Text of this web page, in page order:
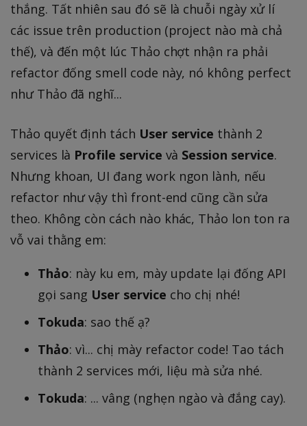
thắng. Tất nhiên sau đó sẽ là chuỗi ngày xử lí
các issue trên production (project nào mà chả
thế), và đến một lúc Thảo chợt nhận ra phải
refactor đống smell code này, nó không perfect
như Thảo đã nghĩ...
Thảo quyết định tách User service thành 2
services là Profile service và Session service.
Nhưng khoan, UI đang work ngon lành, nếu
refactor như vậy thì front-end cũng cần sửa
theo. Không còn cách nào khác, Thảo lon ton ra
vỗ vai thằng em:
Thảo: này ku em, mày update lại đống API
gọi sang User service cho chị nhé!
Tokuda: sao thế ạ?
Thảo: vì... chị mày refactor code! Tao tách
thành 2 services mới, liệu mà sửa nhé.
Tokuda: ... vâng (nghẹn ngào và đắng cay).